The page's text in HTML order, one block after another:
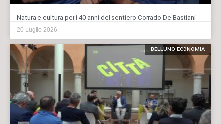
Natura e cultura per i 40 anni del sentiero Corrado De Bastiani
20 Luglio 2026
BELLUNO ECONOMIA